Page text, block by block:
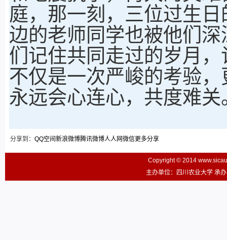
庭，那一刻，三位过生
边的老师同学也被他们
们记住共同走过的岁月
不仅是一次严峻的考验
永远会心连心，共度难关
分享到： QQ空间 新浪微博腾讯微博人人网微信更多分享
Copyright © 2014
主办单位：四川农业大学 承